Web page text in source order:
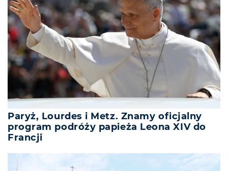
Paryż, Lourdes i Metz. Znamy oficjalny
program podróży papieża Leona XIV do
Francji